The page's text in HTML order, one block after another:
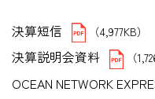
決算短信 （4,977KB）
決算説明会資料 （
OCEAN NETWORK